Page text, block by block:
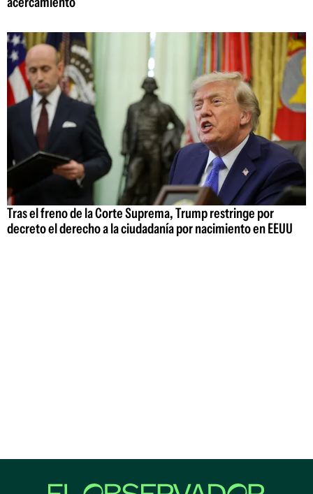
Tras el freno de la Corte Suprema, Trump restringe por
decreto el derecho a la ciudadanía por nacimiento en EEUU